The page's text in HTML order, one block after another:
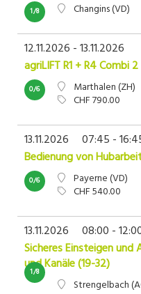
Changins (VD)
1/8
12.11.2026 - 13.11.2026
agriLIFT R1 + R4 Combi
Marthalen (ZH)
CHF 790.00
0/6
13.11.2026
07:45 -
Bedienung von
Payerne (VD)
CHF 540.00
0/6
13.11.2026
08:00 -
Sicheres Einsteigen und
und Kanäle (19-32)
Strengelbach
1/8